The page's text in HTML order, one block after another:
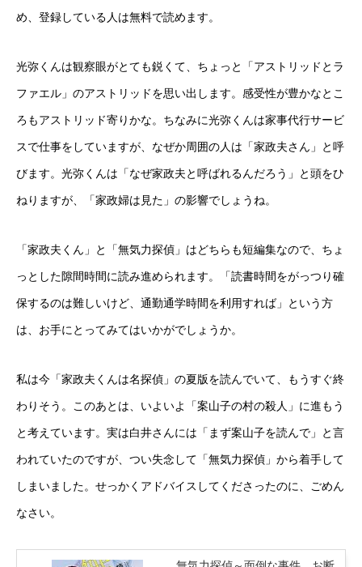
め、登録している人は無料で読めます。
光弥くんは観察眼がとても鋭くて、ちょっと「アストリッドとラ
ファエル」のアストリッドを思い出します。感受性が豊かなとこ
ろもアストリッド寄りかな。ちなみに光弥くんは家事代行サービ
スで仕事をしていますが、なぜか周囲の人は「家政夫さん」と呼
びます。光弥くんは「なぜ家政夫と呼ばれるんだろう」と頭をひ
ねりますが、「家政婦は見た」の影響でしょうね。
「家政夫くん」と「無気力探偵」はどちらも短編集なので、ちょ
っとした隙間時間に読み進められます。「読書時間をがっつり確
保するのは難しいけど、通勤通学時間を利用すれば」という方
は、お手にとってみてはいかがでしょうか。
私は今「家政夫くんは名探偵」の夏版を読んでいて、もうすぐ終
わりそう。このあとは、いよいよ「案山子の村の殺人」に進もう
と考えています。実は白井さんには「まず案山子を読んで」と言
われていたのですが、つい失念して「無気力探偵」から着手して
しまいました。せっかくアドバイスしてくださったのに、ごめん
なさい。